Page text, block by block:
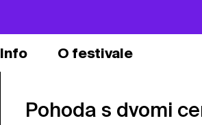
Info O festivale
Pohoda s dvomi